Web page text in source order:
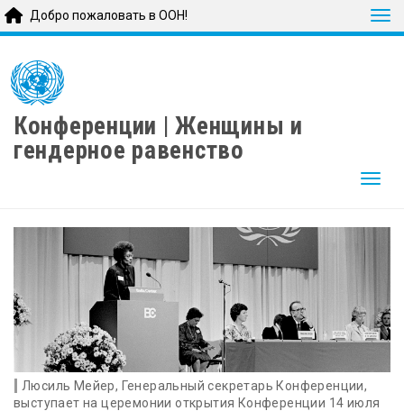
main
content
Добро пожаловать в ООН!
Конференции | Женщины и
гендерное равенство
Люсиль Мейер, Генеральный секретарь Конференции,
выступает на церемонии открытия Конференции 14 июля